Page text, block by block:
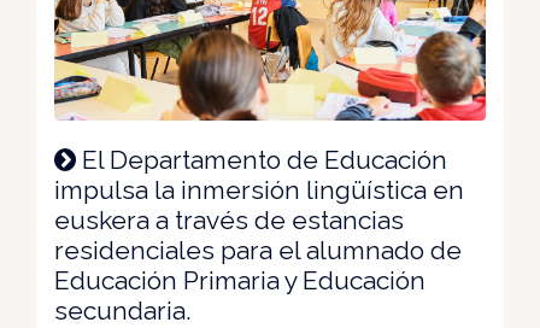
El Departamento de Educación
impulsa la inmersión lingüística en
euskera a través de estancias
residenciales para el alumnado de
Educación Primaria y Educación
secundaria.